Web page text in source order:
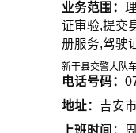
业务范围：
证审验,提交
册服务,驾驶
新干县交警大队
电话号码：
地址： 吉安